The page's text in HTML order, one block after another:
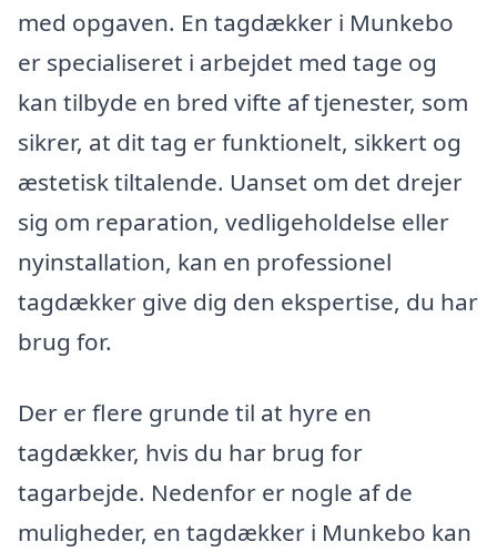
med opgaven. En tagdækker i Munkebo
er specialiseret i arbejdet med tage og
kan tilbyde en bred vifte af tjenester, som
sikrer, at dit tag er funktionelt, sikkert og
æstetisk tiltalende. Uanset om det drejer
sig om reparation, vedligeholdelse eller
nyinstallation, kan en professionel
tagdækker give dig den ekspertise, du har
brug for.
Der er flere grunde til at hyre en
tagdækker, hvis du har brug for
tagarbejde. Nedenfor er nogle af de
muligheder, en tagdækker i Munkebo kan